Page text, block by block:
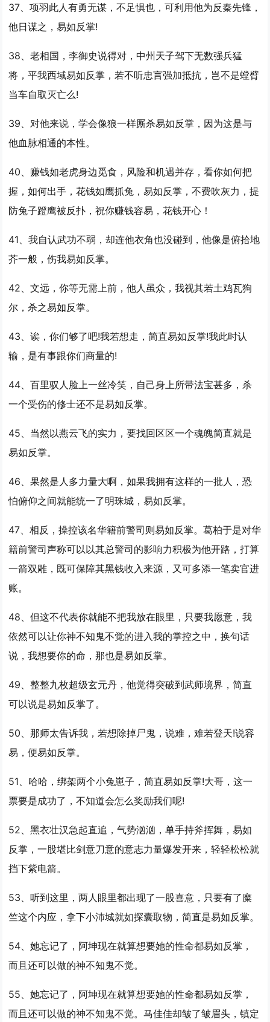
37、项羽此人有勇无谋，不足惧也，可利用他为反秦先锋，
他日谋之，易如反掌!
38、老相国，李御史说得对，中州天子驾下无数强兵猛
将，平我西域易如反掌 ，若不听忠言强加抵抗，岂不是螳臂
当车自取灭亡么!
39、对他来说，学会像狼一样厮杀易如反掌 ，因为这是与
他血脉相通的本性。
40、赚钱如老虎身边觅食，风险和机遇并存，看你如何把
握，如何出手，花钱如鹰抓兔，易如反掌 ，不费吹灰力，提
防兔子蹬鹰被反扑，祝你赚钱容易，花钱开心！
41、我自认武功不弱，却连他衣角也没碰到，他像是俯拾地
芥一般，伤我易如反掌。
42、文远，你等无需上前，他人虽众，我视其若土鸡瓦狗
尔，杀之易如反掌。
43、诶，你们够了吧!我若想走，简直易如反掌!我此时认
输，是有事跟你们商量的!
44、百里驭人脸上一丝冷笑，自己身上所带法宝甚多，杀
一个受伤的修士还不是易如反掌。
45、当然以燕云飞的实力，要找回区区一个魂魄简直就是
易如反掌。
46、果然是人多力量大啊，如果我拥有这样的一批人，恐
怕俯仰之间就能统一了明珠城，易如反掌。
47、相反，操控该名华籍前警司则易如反掌。葛柏于是对华
籍前警司声称可以以其总警司的影响力积极为他开路，打算
一箭双雕，既可保障其黑钱收入来源，又可多添一笔卖官进
账。
48、但这不代表你就能不把我放在眼里，只要我愿意，我
依然可以让你神不知鬼不觉的进入我的掌控之中，换句话
说，我想要你的命，那也是易如反掌。
49、整整九枚超级玄元丹，他觉得突破到武师境界，简直
可以说是易如反掌了。
50、那师太告诉我，若想除掉尸鬼，说难，难若登天!说容
易，便易如反掌。
51、哈哈，绑架两个小兔崽子，简直易如反掌!大哥，这一
票要是成功了，不知道会怎么奖励我们呢!
52、黑衣壮汉急起直追，气势汹汹，单手持斧挥舞，易如
反掌 ，一股堪比剑意刀意的意志力量爆发开来，轻轻松松就
挡下紫电箭。
53、听到这里，两人眼里都出现了一股喜意，只要有了糜
竺这个内应，拿下小沛城就如探囊取物，简直是易如反掌。
54、她忘记了，阿坤现在就算想要她的性命都易如反掌 ，
而且还可以做的神不知鬼不觉。
55、她忘记了，阿坤现在就算想要她的性命都易如反掌 ，
而且还可以做的神不知鬼不觉。马佳佳却皱了皱眉头，镇定